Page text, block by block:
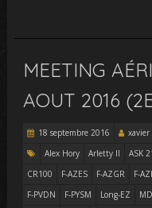
MEETING
AOUT 2016
18 septembre 2016 xavier
Alex Hory
Arletty II ASK
CR100
F-AZES F-AZGR F-
F-PVDN
F-PYSM Long-EZ